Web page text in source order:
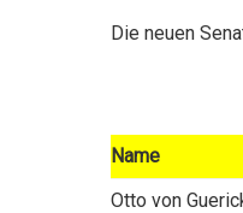
Die neuen
Name
Otto von